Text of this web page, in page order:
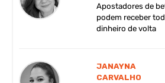
Apostadores de
podem receber
dinheiro de volta
JANAYNA
CARVALHO